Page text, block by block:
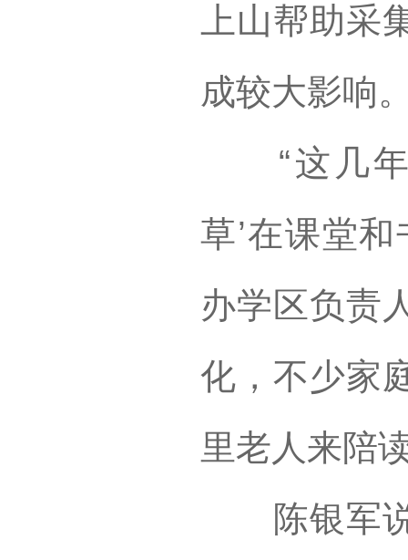
上山帮助采
成较大影响
“这几年
草’在课堂
办学区负责
化，不少家
里老人来陪
陈银军说